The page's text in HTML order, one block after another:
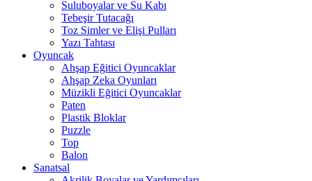
Suluboyalar ve Su Kabı
Tebeşir Tutacağı
Toz Simler ve Elişi Pulları
Yazı Tahtası
Oyuncak
Ahşap Eğitici Oyuncaklar
Ahşap Zeka Oyunları
Müzikli Eğitici Oyuncaklar
Paten
Plastik Bloklar
Puzzle
Top
Balon
Sanatsal